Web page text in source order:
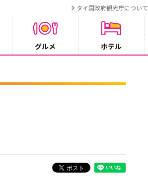
タイ国政府観光庁について
グルメ ホテル